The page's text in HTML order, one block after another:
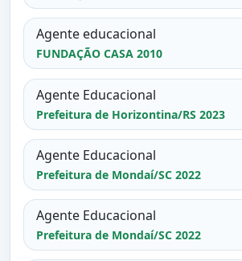
Agente educacional
FUNDAÇÃO CASA 2010
Agente Educacional
Prefeitura de Horizontina/RS 2023
Agente Educacional
Prefeitura de Mondaí/SC 2022
Agente Educacional
Prefeitura de Mondaí/SC 2022